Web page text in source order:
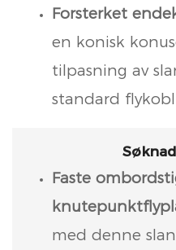
Forsterket
en konisk
tilpasning av
standard
Faste
med denne